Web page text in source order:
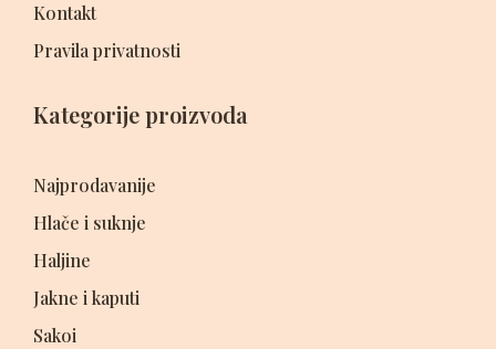
Kontakt
Pravila privatnosti
Kategorije proizvoda
Najprodavanije
Hlače i suknje
Haljine
Jakne i kaputi
Sakoi